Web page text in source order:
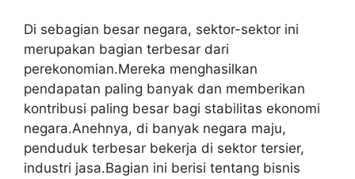
Di sebagian besar negara, sektor-sektor ini
merupakan bagian terbesar dari
perekonomian.Mereka menghasilkan
pendapatan paling banyak dan memberikan
kontribusi paling besar bagi stabilitas ekonomi
negara.Anehnya, di banyak negara maju,
penduduk terbesar bekerja di sektor tersier,
industri jasa.Bagian ini berisi tentang bisnis